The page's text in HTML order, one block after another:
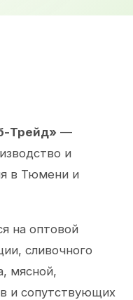
Трейд» —
и
в Тюмени и
на оптовой
сливочного
мясной,
и сопутствующих